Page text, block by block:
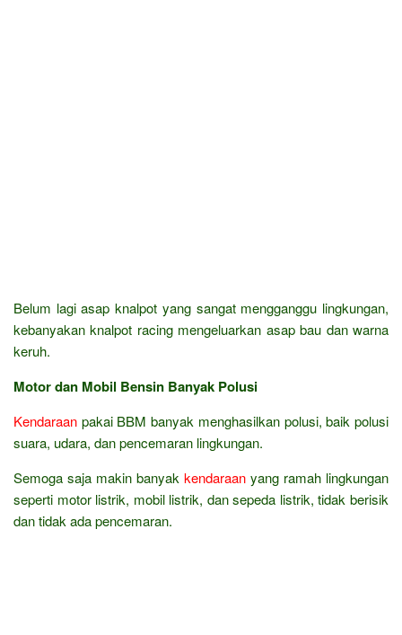
Belum lagi asap knalpot yang sangat mengganggu lingkungan,
kebanyakan knalpot racing mengeluarkan asap bau dan warna
keruh.
Motor dan Mobil Bensin Banyak Polusi
Kendaraan pakai BBM banyak menghasilkan polusi, baik polusi
suara, udara, dan pencemaran lingkungan.
Semoga saja makin banyak kendaraan yang ramah lingkungan
seperti motor listrik, mobil listrik, dan sepeda listrik, tidak berisik
dan tidak ada pencemaran.